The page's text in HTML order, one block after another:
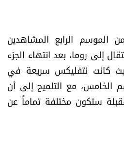
الموسم الرابع المشاهدين
إلى روما، بعد انتهاء الجزء
كانت نتفليكس سريعة في
الخامس، مع التلميح إلى أن
ستكون مختلفة تماماً عن